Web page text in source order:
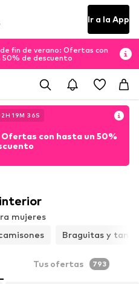
Ir a la App
fin de verano: Ofertas con
50% de descuento
H 19M 35S
Ofertas con hasta un 50%
mujeres
Braguitas y
Tus ofertas 793